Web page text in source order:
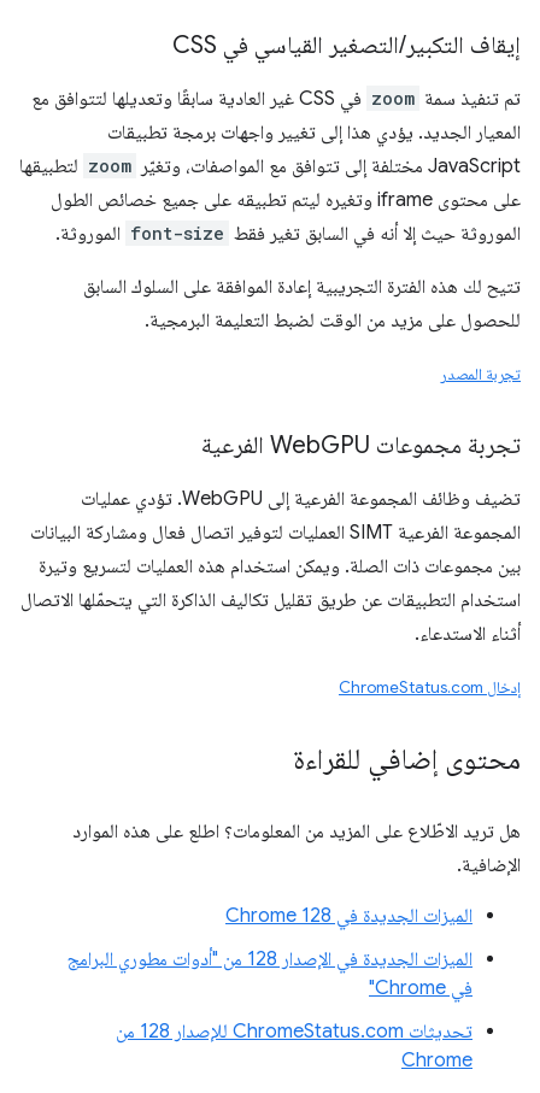
إيقاف التكبير/التصغير القياسي في CSS
تم تنفيذ سمة zoom
في CSS غير العادية سابقًا وتعديلها لتتوافق مع
المعيار الجديد. يؤدي هذا إلى تغيير واجهات برمجة تطبيقات
JavaScript مختلفة إلى تتوافق مع المواصفات، وتغيّر
zoom لتطبيقها
على محتوى iframe وتغيره ليتم تطبيقه على جميع خصائص الطول
الموروثة حيث إلا أنه في السابق تغير فقط font-size الموروثة.
تتيح لك هذه الفترة التجريبية إعادة الموافقة على السلوك السابق
للحصول على مزيد من الوقت لضبط التعليمة البرمجية.
تجربة المصدر
تجربة مجموعات Web GPU الفرعية
تضيف وظائف المجموعة الفرعية إلى WebGPU. تؤدي عمليات
المجموعة الفرعية SIMT العمليات لتوفير اتصال فعال ومشاركة البيانات
بين مجموعات ذات الصلة. ويمكن استخدام هذه العمليات لتسريع وتيرة
استخدام التطبيقات عن طريق تقليل تكاليف الذاكرة التي يتحمّلها الاتصال
أثناء الاستدعاء.
إدخال ChromeStatus.com
محتوى إضافي للقراءة
هل تريد الاطّلاع على المزيد من المعلومات؟ اطلع على هذه الموارد
الإضافية.
الميزات الجديدة في Chrome 128
الميزات الجديدة في الإصدار 128 من "أدوات مطوري البرامج
في Chrome"
تحديثات ChromeStatus.com للإصدار 128 من
Chrome